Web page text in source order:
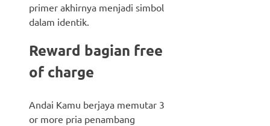
primer akhirnya menjadi simbol
dalam identik.
Reward bagian free
of charge
Andai Kamu berjaya memutar 3
or more pria penambang